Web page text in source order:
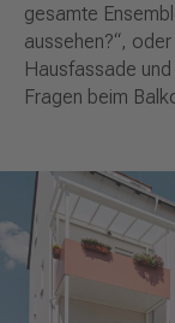
gesamte
aussehen?“,
Hausfassade
Fragen beim